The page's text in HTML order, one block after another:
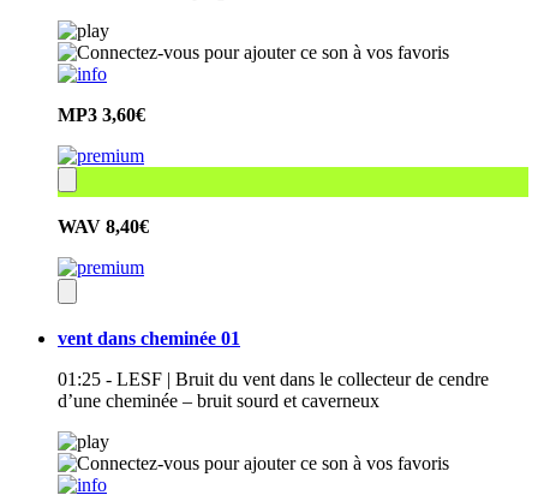
MP3 3,60€
WAV 8,40€
vent dans cheminée 01
01:25 - LESF | Bruit du vent dans le collecteur de cendre
d’une cheminée – bruit sourd et caverneux